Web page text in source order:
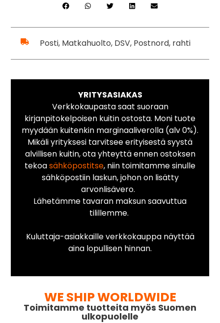
Posti, Matkahuolto, DSV, Postnord, rahti
YRITYSASIAKAS
Verkkokaupasta saat suoraan
kirjanpitokelpoisen kuitin ostosta. Moni tuote
myydään kuitenkin marginaaliverolla (alv 0%).
Mikäli yrityksesi tarvitsee erityisestä syystä
alvillisen kuitin, ota yhteyttä ennen ostoksen
tekoasähköpostitse, niin toimitamme sinulle
sähköpostiin laskun, johon on lisätty
arvonlisävero.
Lähetämme tavaran maksun saavuttua
tilillemme.
Kuluttaja-asiakkaille verkkokauppa näyttää
aina lopullisen hinnan.
WE SHIP WORLDWIDE
Toimitamme tuotteita myös Suomen
ulkopuolelle